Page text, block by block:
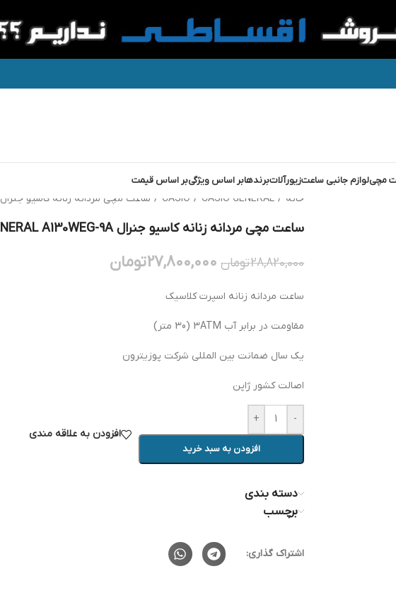
مچیلوازم جانبی ساعتزیورآلاتبرندهابر اساس ویژگیبر اساس قیمت
خانه /
CASIO / CASIO GENERAL
/ ساعت مچی مردانه زنانه کاسیو جنرال GENERAL A130WEG-9A
ساعت مچی مردانه زنانه کاسیو جنرال GENERAL A130WEG-9A
28,820,000تومان 27,800,000تومان
ساعت مردانه زنانه اسپرت کلاسیک
مقاومت در برابر آب 3ATM (30 متر)
یک سال ضمانت بین المللی شرکت پوزیترون
اصالت کشور ژاپن
-
+
افزودن به سبد خرید
افزودن به علاقه مندی
دسته بندی
برچسب
اشتراک گذاری: